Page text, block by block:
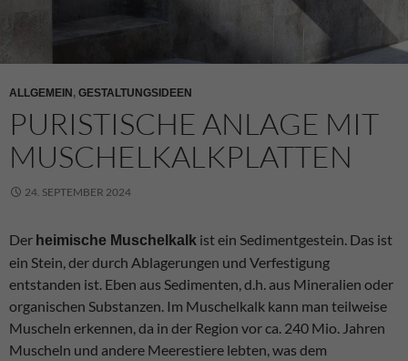
ALLGEMEIN, GESTALTUNGSIDEEN
PURISTISCHE ANLAGE MIT
MUSCHELKALKPLATTEN
24. SEPTEMBER 2024
Der heimische Muschelkalk ist ein Sedimentgestein. Das ist
ein Stein, der durch Ablagerungen und Verfestigung
entstanden ist. Eben aus Sedimenten, d.h. aus Mineralien oder
organischen Substanzen. Im Muschelkalk kann man teilweise
Muscheln erkennen, da in der Region vor ca. 240 Mio. Jahren
Muscheln und andere Meerestiere lebten, was dem